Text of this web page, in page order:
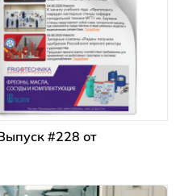
#228 от